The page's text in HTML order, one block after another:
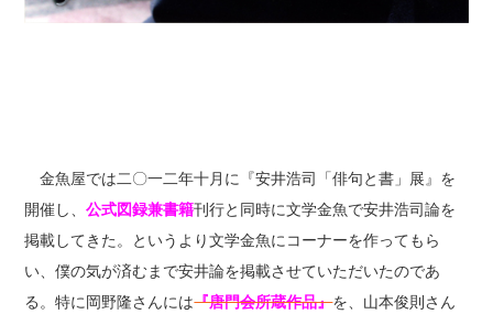
金魚屋では二〇一二年十月に『安井浩司「俳句と書」展』を
開催し、公式図録兼書籍刊行と同時に文学金魚で安井浩司論を
掲載してきた。というより文学金魚にコーナーを作ってもら
い、僕の気が済むまで安井論を掲載させていただいたのであ
る。特に岡野隆さんには『唐門会所蔵作品』を、山本俊則さん